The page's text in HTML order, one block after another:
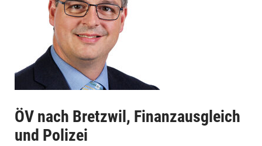
ÖV nach Bretzwil, Finanzausgleich
und Polizei